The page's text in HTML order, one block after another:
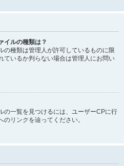
イルの種類は？
の種類は管理人が許可しているものに限
ているか判らない場合は管理人にお問い
の一覧を見つけるには、ユーザーCPに行
リンクを辿ってください。